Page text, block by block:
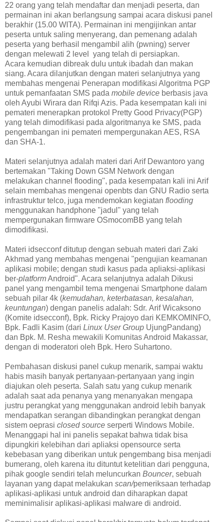
22 orang yang telah mendaftar dan menjadi peserta, dan
permainan ini akan berlangsung sampai acara diskusi panel
berakhir (15.00 WITA). Permainan ini mengijinkan antar
peserta untuk saling menyerang, dan pemenang adalah
peserta yang berhasil mengambil alih (pwning) server
dengan melewati 2 level yang telah di persiapkan.
Acara kemudian dibreak dulu untuk ibadah dan makan
siang. Acara dilanjutkan dengan materi selanjutnya yang
membahas mengenai Penerapan modifikasi Algoritma PGP
untuk pemanfaatan SMS pada mobile device berbasis java
oleh Ayubi Wirara dan Rifqi Azis. Pada kesempatan kali ini
pemateri menerapkan protokol Pretty Good Privacy(PGP)
yang telah dimodifikasi pada algoritmanya ke SMS, pada
pengembangan ini pemateri mempergunakan AES, RSA
dan SHA-1.
Materi selanjutnya adalah materi dari Arif Dewantoro yang
bertemakan "Taking Down GSM Network dengan
melakukan channel flooding", pada kesempatan kali ini Arif
selain membahas mengenai openbts dan GNU Radio serta
infrastruktur telco, juga mendemokan kegiatan flooding
menggunakan handphone "jadul" yang telah
mempergunakan firmware OSmocomBB yang telah
dimodifikasi.
Materi idsecconf ditutup dengan sebuah materi dari Zaki
Akhmad yang membahas mengenai "pengujian keamanan
aplikasi mobile; dengan studi kasus pada apliaksi-aplikasi
ber-platformAndroid". Acara selanjutnya adalah Dikusi
panel yang mengambil tema mengenai Smartphone dalam
sebuah pilar 4k (kemudahan, keterbatasan, kesalahan,
keuntungan) dengan panelis adalah: Sdr. Arif Wicaksono
(Komite idsecconf), Bpk. Ricky Prajoyo dari KEMKOMINFO,
Bpk. Fadli Kasim (dari Linux User Group UjungPandang)
dan Bpk. M. Resha mewakili Komunitas Android Makassar,
dengan di moderatori oleh Bpk. Hero Suhartono.
Pembahasan diskusi panel cukup menarik, sampai waktu
habis masih banyak pertanyaan-pertanyaan yang ingin
diajukan oleh peserta. Salah satu yang cukup menarik
adalah saat ada penanya yang menanyakan mengapa
justru perangkat yang menggunakan android lebih banyak
mendapatkan serangan dibandingkan perangkat dengan
sistem oeprasi closed source serperti Windows Mobile.
Menanggapi hal ini panelis sepakat bahwa tidak bisa
dipungkiri kelebihan dari apliaksi opensource serta
kebebasan yang diberikan untuk pengembang bisa menjadi
bumerang, oleh karena itu dituntut ketelitian dari pengguna,
pihak google sendiri telah meluncurkan Bouncer, sebuah
layanan yang dapat melakukan scan/pemeriksaan terhadap
aplikasi-aplikasi untuk android dan diharapkan dapat
meminimalisir aplikasi-aplikasi malware di android.